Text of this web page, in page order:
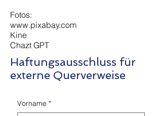
Fotos:
www.pixabay.com
Kine
Chazt GPT
Haftungsausschluss für
externe Querverweise
Vorname *